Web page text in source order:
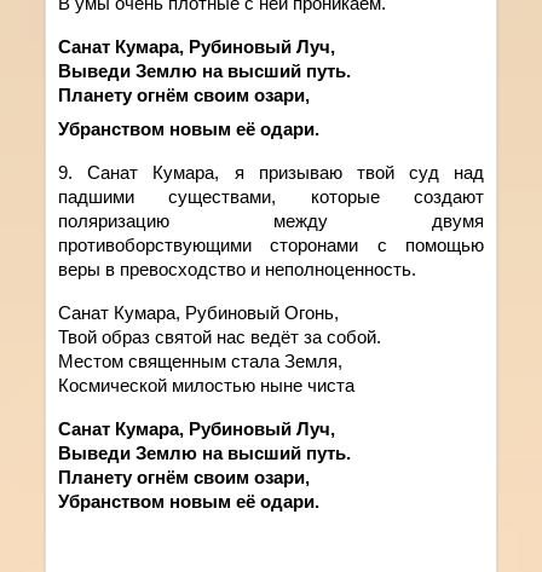
Санат Кумара, Рубиновый Луч,
Выведи Землю на высший путь.
Планету огнём своим озари,
Убранством новым её одари.
9. Санат Кумара, я призываю
твой суд над
падшими существами, которые создают
поляризацию между двумя
противоборствующими сторонами с помощью
веры в превосходство и неполноценность.
Санат Кумара, Рубиновый Огонь,
Твой образ святой нас ведёт за собой.
Местом священным стала Земля,
Космической милостью ныне чиста
Санат Кумара, Рубиновый Луч,
Выведи Землю на высший путь.
Планету огнём своим озари,
Убранством новым её одари.